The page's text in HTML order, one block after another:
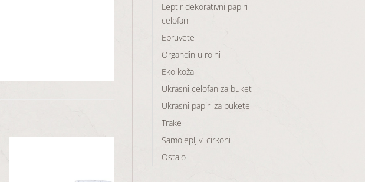
Leptir dekorativni papiri i
celofan
Epruvete
Organdin u rolni
Eko koža
Ukrasni celofan za buket
Ukrasni papiri za bukete
Trake
Samolepljivi cirkoni
Ostalo